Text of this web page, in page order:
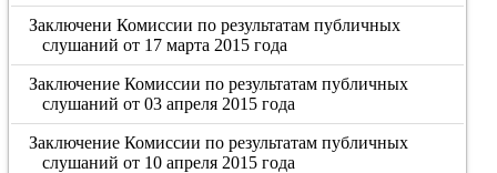
Заключени Комиссии по результатам публичных
слушаний от 17 марта 2015 года
Заключение Комиссии по результатам публичных
слушаний от 03 апреля 2015 года
Заключение Комиссии по результатам публичных
слушаний от 10 апреля 2015 года